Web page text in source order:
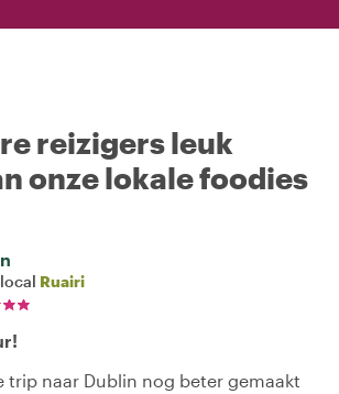
reizigers leuk
onze lokale foodies
Ruairi
trip naar Dublin nog beter gemaakt